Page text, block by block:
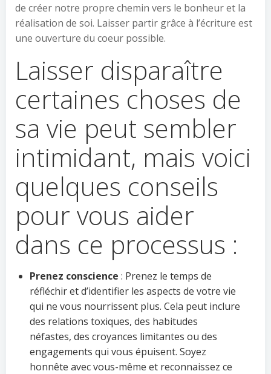
de créer notre propre chemin vers le bonheur et la
réalisation de soi. Laisser partir grâce à l’écriture est
une ouverture du coeur possible.
Laisser disparaître
certaines choses de
sa vie peut sembler
intimidant, mais voici
quelques conseils
pour vous aider
dans ce processus :
Prenez conscience : Prenez le temps de
réfléchir et d’identifier les aspects de votre vie
qui ne vous nourrissent plus. Cela peut inclure
des relations toxiques, des habitudes
néfastes, des croyances limitantes ou des
engagements qui vous épuisent. Soyez
honnête avec vous-même et reconnaissez ce